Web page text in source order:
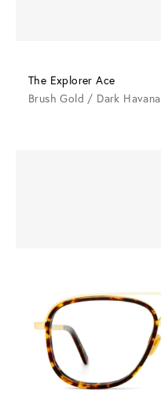
The Explorer Ace
Brush Gold / Dark Havana